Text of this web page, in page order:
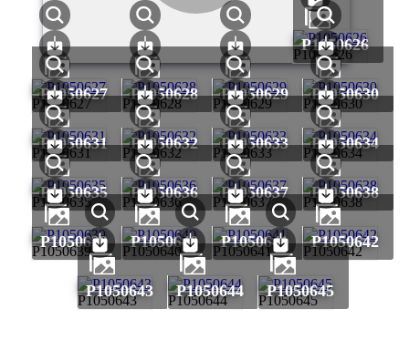
P1050626
P1050626
P1050627
P1050627
P1050628
P1050628
P1050629
P1050629
P1050630
P1050630
P1050631
P1050631
P1050632
P1050632
P1050633
P1050633
P1050634
P1050634
P1050635
P1050635
P1050636
P1050636
P1050637
P1050637
P1050638
P1050638
P1050639
P1050639
P1050640
P1050640
P1050641
P1050641
P1050642
P1050642
P1050643
P1050643
P1050644
P1050644
P1050645
P1050645